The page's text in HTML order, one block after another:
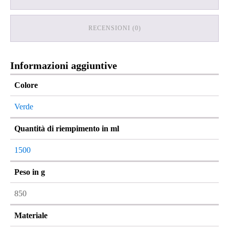
RECENSIONI (0)
Informazioni aggiuntive
Colore
Verde
Quantità di riempimento in ml
1500
Peso in g
850
Materiale